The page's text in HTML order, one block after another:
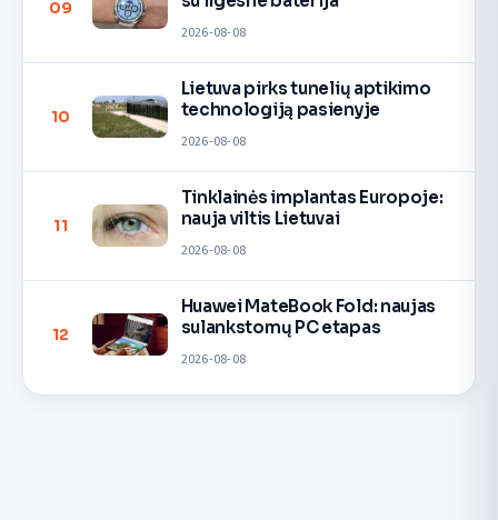
09
2026-08-08
10
Lietuva pirks tunelių aptikimo
technologiją pasienyje
2026-08-08
11
Tinklainės implantas Europoje:
nauja viltis Lietuvai
2026-08-08
12
Huawei MateBook Fold: naujas
sulankstomų PC etapas
2026-08-08